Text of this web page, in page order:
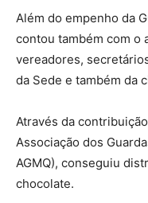
Além do empenho da
contou também com o
vereadores,
da Sede e também da
Através da
Associação dos
AGMQ), conseguiu
chocolate.